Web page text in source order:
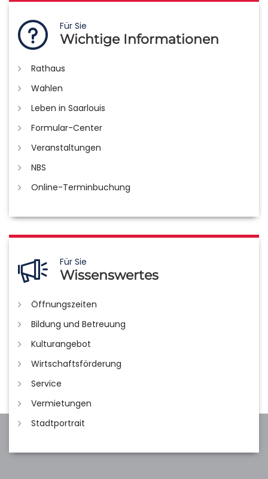
Für Sie
Wichtige Informationen
Rathaus
Wahlen
Leben in Saarlouis
Formular-Center
Veranstaltungen
NBS
Online-Terminbuchung
Für Sie
Wissenswertes
Öffnungszeiten
Bildung und Betreuung
Kulturangebot
Wirtschaftsförderung
Service
Vermietungen
Stadtportrait